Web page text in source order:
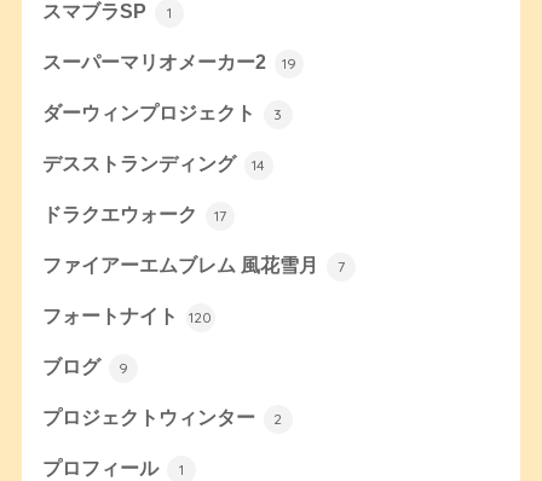
スマブラSP 1
スーパーマリオメーカー2 19
ダーウィンプロジェクト 3
デスストランディング 14
ドラクエウォーク 17
ファイアーエムブレム 風花雪月 7
フォートナイト 120
ブログ 9
プロジェクトウィンター 2
プロフィール 1